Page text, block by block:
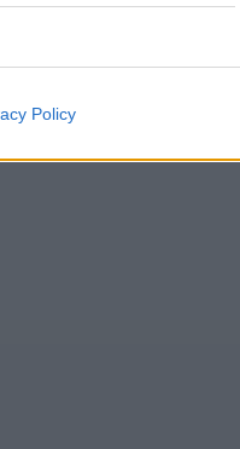
Policy